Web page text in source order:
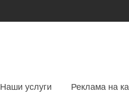
Наши услуги Реклама на